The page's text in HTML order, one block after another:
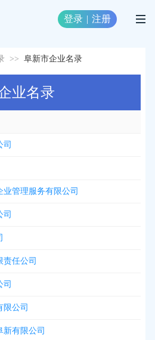
登录 | 注册
>> 阜新市企业名录
业名录
管理服务有限公司
任公司
公司
有限公司